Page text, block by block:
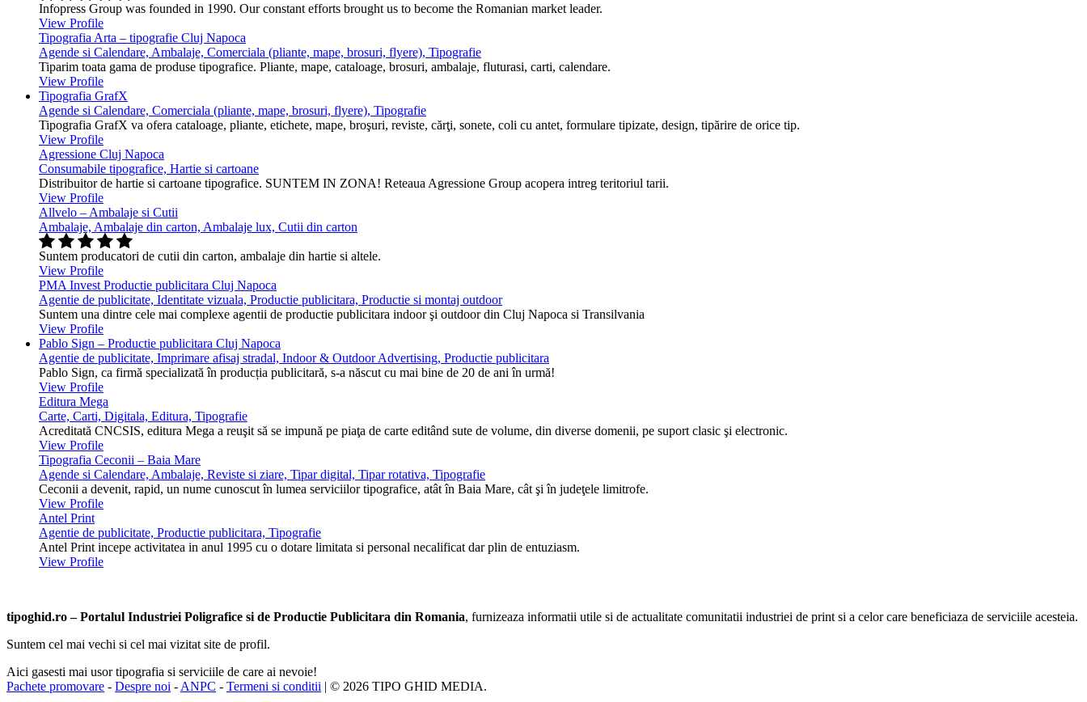
Infopress Group was founded in 1990. Our constant efforts brought us to become the Romanian market leader.
View Profile
Tipografia Arta – tipografie Cluj Napoca
Agende si Calendare, Ambalaje, Comerciala (pliante, mape, brosuri, flyere), Tipografie
Tiparim toata gama de produse tipografice. Pliante, mape, cataloage, brosuri, ambalaje, fluturasi, carti, calendare.
View Profile
Tipografia GrafX
Agende si Calendare, Comerciala (pliante, mape, brosuri, flyere), Tipografie
Tipografia GrafX va ofera cataloage, pliante, etichete, mape, broşuri, reviste, cărţi, sonete, coli cu antet, formulare tipizate, design, tipărire de orice tip.
View Profile
Agressione Cluj Napoca
Consumabile tipografice, Hartie si cartoane
Distribuitor de hartie si cartoane tipografice. SUNTEM IN ZONA! Reteaua Agressione Group acopera intreg teritoriul tarii.
View Profile
Allvelo – Ambalaje si Cutii
Ambalaje, Ambalaje din carton, Ambalaje lux, Cutii din carton
Suntem producatori de cutii din carton, ambalaje din hartie si altele.
View Profile
PMA Invest Productie publicitara Cluj Napoca
Agentie de publicitate, Identitate vizuala, Productie publicitara, Productie si montaj outdoor
Suntem una dintre cele mai complexe agentii de productie publicitara indoor şi outdoor din Cluj Napoca si Transilvania
View Profile
Pablo Sign – Productie publicitara Cluj Napoca
Agentie de publicitate, Imprimare afisaj stradal, Indoor & Outdoor Advertising, Productie publicitara
Pablo Sign, ca firmă specializată în producția publicitară, s-a născut cu mai bine de 20 de ani în urmă!
View Profile
Editura Mega
Carte, Carti, Digitala, Editura, Tipografie
Acreditată CNCSIS, editura Mega a reuşit să se impună pe piaţa de carte editând sute de volume, din diverse domenii, pe suport clasic şi electronic.
View Profile
Tipografia Ceconii – Baia Mare
Agende si Calendare, Ambalaje, Reviste si ziare, Tipar digital, Tipar rotativa, Tipografie
Ceconii a devenit, rapid, un nume cunoscut în lumea serviciilor tipografice, atât în Baia Mare, cât şi în judeţele limitrofe.
View Profile
Antel Print
Agentie de publicitate, Productie publicitara, Tipografie
Antel Print incepe activitatea in anul 1995 cu o dotare limitata si personal necalificat dar plin de entuziasm.
View Profile
tipoghid.ro – Portalul Industriei Poligrafice si de Productie Publicitara din Romania, furnizeaza informatii utile si de actualitate comunitatii industriei de print si a celor care beneficiaza de serviciile acesteia.
Suntem cel mai vechi si cel mai vizitat site de profil.
Aici gasesti mai usor tipografia si serviciile de care ai nevoie!
Pachete promovare - Despre noi - ANPC - Termeni si conditii | © 2026 TIPO GHID MEDIA.